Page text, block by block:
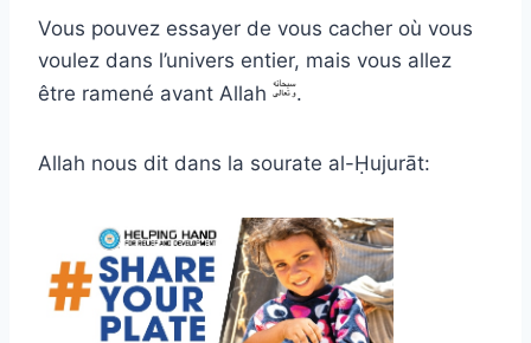
Vous pouvez essayer de vous cacher où vous
voulez dans l’univers entier, mais vous allez
être ramené avant Allah
.
Allah nous dit dans la sourate al-Ḥujurāt: